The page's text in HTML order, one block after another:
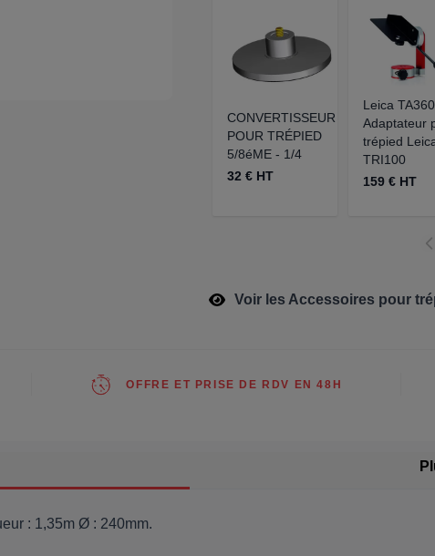
CONVERTISSEUR
POUR TRÉPIED
5/8éME - 1/4
32 € HT
Leica TA360
Adaptateur
trépied
TRI100
159 € HT
Voir les Accessoires pour
OFFRE ET PRISE DE RDV EN 48H
: 1,35m Ø : 240mm.